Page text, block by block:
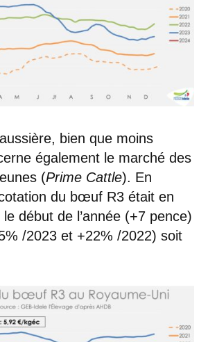
bien que moins
également le marché des
(Prime Cattle). En
du bœuf R3 était en
début de l’année (+7 pence)
/2023 et +22% /2022) soit